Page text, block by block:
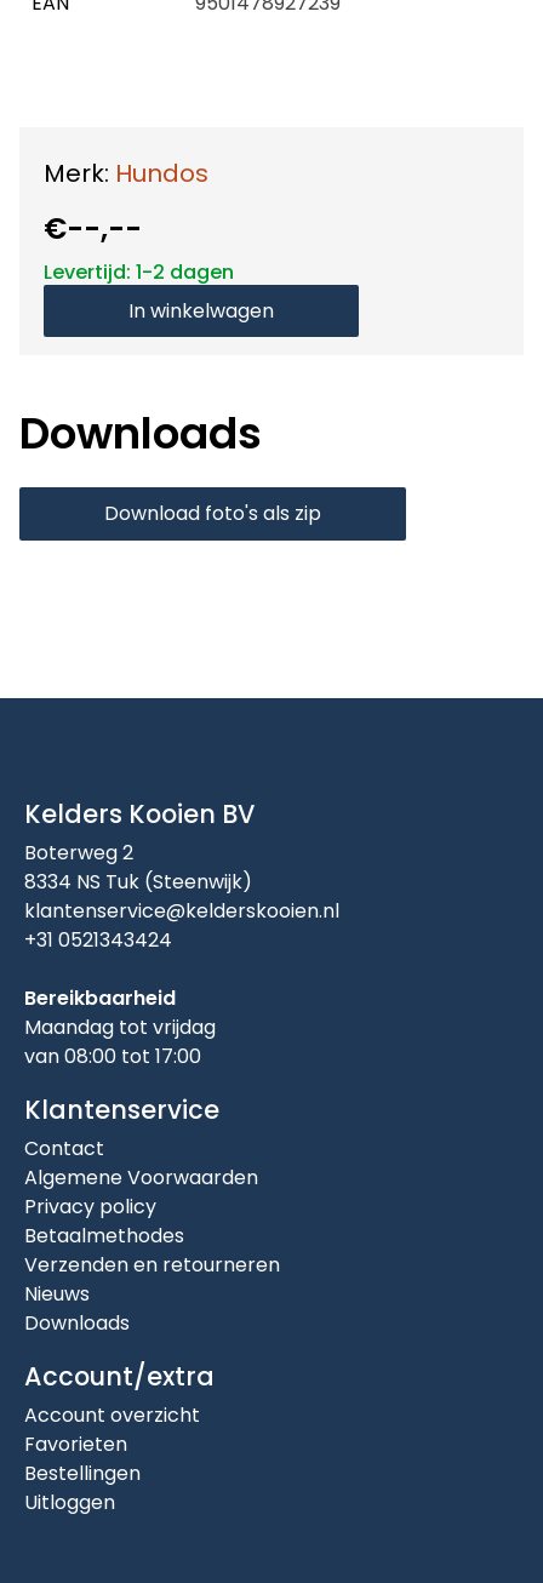
Merk: Hundos
€--,--
Levertijd: 1-2 dagen
In winkelwagen
Downloads
Download foto's als zip
Kelders Kooien BV
Boterweg 2
8334 NS Tuk (Steenwijk)
klantenservice@kelderskooien.nl
+31 0521343424
Bereikbaarheid
Maandag tot vrijdag
van 08:00 tot 17:00
Klantenservice
Contact
Algemene Voorwaarden
Privacy policy
Betaalmethodes
Verzenden en retourneren
Nieuws
Downloads
Account/extra
Account overzicht
Favorieten
Bestellingen
Uitloggen